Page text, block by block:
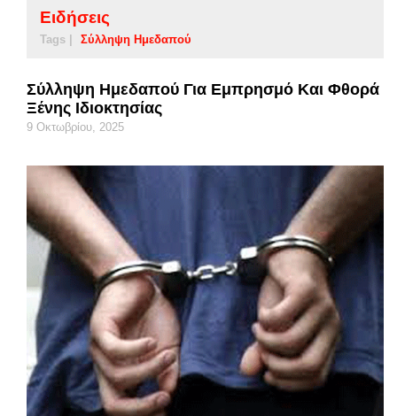
Ειδήσεις
Tags | Σύλληψη Ημεδαπού
Σύλληψη Ημεδαπού Για Εμπρησμό Και Φθορά
Ξένης Ιδιοκτησίας
9 Οκτωβρίου, 2025